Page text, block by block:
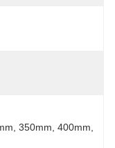
350mm, 400mm,